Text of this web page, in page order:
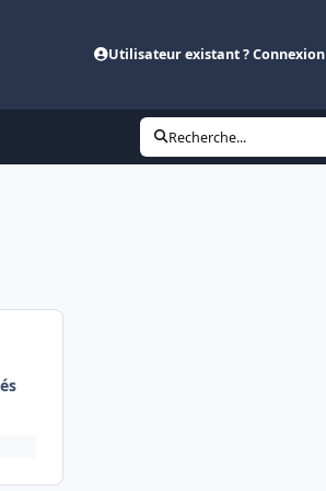
Utilisateur existant ? Connexion
Recherche...